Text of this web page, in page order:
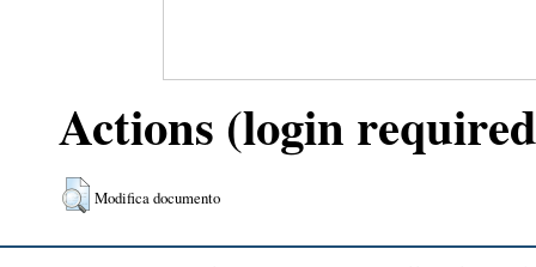
Actions (login
Modifica documento